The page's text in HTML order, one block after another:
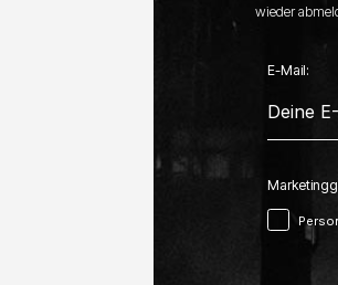
wieder
E-Mail: